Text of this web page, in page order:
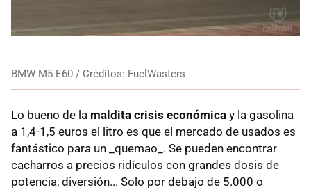
BMW M5 E60 / Créditos: FuelWasters
Lo bueno de la maldita crisis económica y la gasolina
a 1,4-1,5 euros el litro es que el mercado de usados es
fantástico para un _quemao_. Se pueden encontrar
cacharros a precios ridículos con grandes dosis de
potencia, diversión... Solo por debajo de 5.000 o